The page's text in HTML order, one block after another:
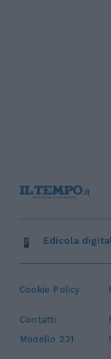
Cookie Policy
Contatti
Modello 231
Edicola